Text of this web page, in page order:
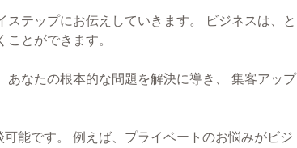
テップにお伝えしていきます。 ビジネスは、と
とができます。
なたの根本的な問題を解決に導き、 集客アップ
能です。 例えば、プライベートのお悩みがビジ